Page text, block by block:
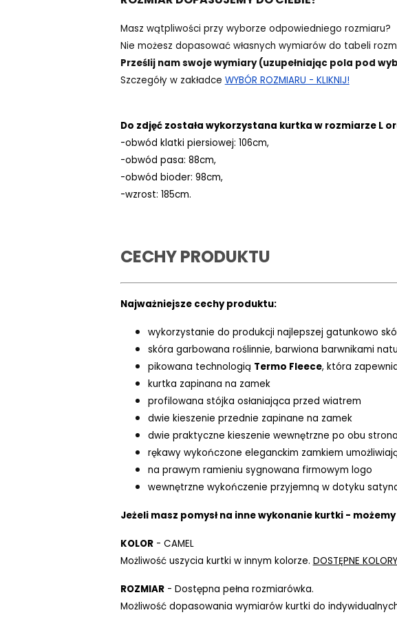
Masz wątpliwości przy wyborze odpowiedniego rozmiaru?
Nie możesz dopasować własnych wymiarów do tabeli
Prześlij nam swoje wymiary (uzupełniając pola pod
Szczegóły w zakładce WYBÓR ROZMIARU - KLIKNIJ!
Do zdjęć została wykorzystana kurtka w rozmiarze L
-obwód klatki piersiowej: 106cm,
-obwód pasa: 88cm,
-obwód bioder: 98cm,
-wzrost: 185cm.
CECHY PRODUKTU
Najważniejsze cechy produktu:
wykorzystanie do produkcji najlepszej gatunkowo
skóra garbowana roślinnie, barwiona barwnikami
pikowana technologią Termo Fleece, która
kurtka zapinana na zamek
profilowana stójka osłaniająca przed wiatrem
dwie kieszenie przednie zapinane na zamek
dwie praktyczne kieszenie wewnętrzne po obu
rękawy wykończone eleganckim zamkiem
na prawym ramieniu sygnowana firmowym logo
wewnętrzne wykończenie przyjemną w dotyku
Jeżeli masz pomysł na inne wykonanie kurtki -
KOLOR- CAMEL
Możliwość uszycia kurtki w innym kolorze. DOSTĘPNE
ROZMIAR- Dostępna pełna rozmiarówka.
Możliwość dopasowania wymiarów kurtki do